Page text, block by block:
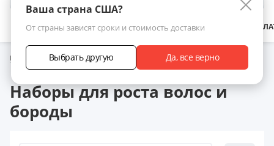
Ваша страна США?
От страны зависят сроки и стоимость доставки
Выбрать другую Да, все верно
АКЦИИ НОВИНКИБРЕНДЫЗАРАБОТАТЬ С НАМИ
Главная Каталог товаров
Подарочные наборы для ухода за бородой
Наборы для роста волос и бороды
Наборы для роста волос и
бороды